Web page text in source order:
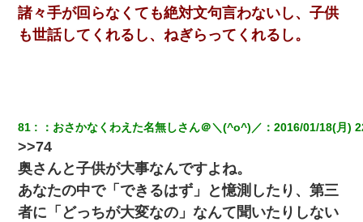
諸々手が回らなくても絶対文句言わないし、子供
も世話してくれるし、ねぎらってくれるし。
81 ： おさかなくわえた名無しさん＠＼(^o^)／ ：2016/01/18(月)
>>74
奥さんと子供が大事なんですよね。
あなたの中で「できるはず」と憶測したり、第三
者に「どっちが大変なの」なんて聞いたりしない